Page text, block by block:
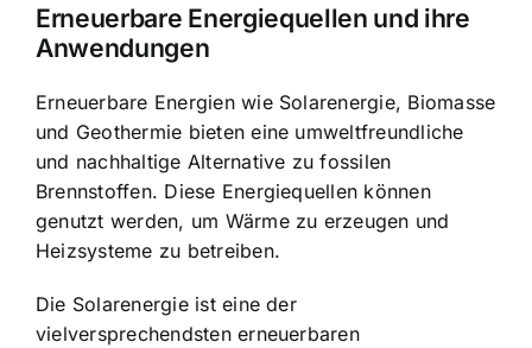
Erneuerbare Energiequellen und ihre
Anwendungen
Erneuerbare Energien wie Solarenergie, Biomasse
und Geothermie bieten eine umweltfreundliche
und nachhaltige Alternative zu fossilen
Brennstoffen. Diese Energiequellen können
genutzt werden, um Wärme zu erzeugen und
Heizsysteme zu betreiben.
Die Solarenergie ist eine der
vielversprechendsten erneuerbaren